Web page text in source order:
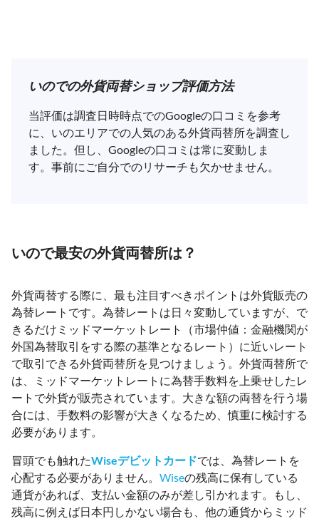
いのでの外貨両替ショップ評価方法
当評価は調査日時時点でのGoogleの口コミを参考
に、いのエリアでの人気のある外貨両替所を調査し
ました。但し、Googleの口コミは常に変動しま
す。事前にご自分でのリサーチも欠かせません。
いので最安の外貨両替所は？
外貨両替する際に、最も注目すべきポイントは外貨販売の
為替レートです。為替レートは日々変動していますが、で
きるだけミッドマーケットレート（市場仲値：金融機関が
外国為替取引をする際の基準となるレート）に近いレート
で取引できる外貨両替所を見つけましょう。外貨両替所で
は、ミッドマーケットレートに為替手数料を上乗せしたレ
ートで外貨が販売されています。大きな額の両替を行う場
合には、手数料の影響が大きくなるため、慎重に検討する
必要があります。
冒頭でも触れたWiseデビットカードでは、為替レートを
心配する必要がありません。 Wiseの残高に保有している
通貨があれば、支払い金額のみが差し引かれます。もし、
残高に例えば日本円しかない場合も、他の通貨からミッド